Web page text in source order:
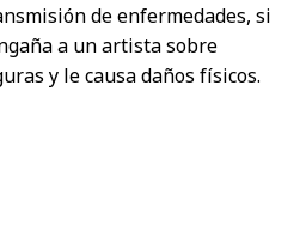
de enfermedades, si
a un artista sobre
y le causa daños físicos.